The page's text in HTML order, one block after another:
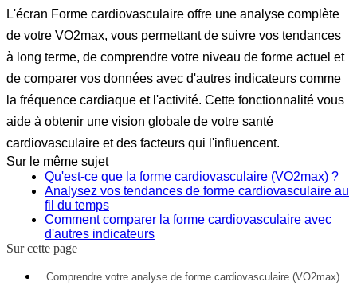
L'écran Forme cardiovasculaire offre une analyse complète
de votre VO2max, vous permettant de suivre vos tendances
à long terme, de comprendre votre niveau de forme actuel et
de comparer vos données avec d'autres indicateurs comme
la fréquence cardiaque et l'activité. Cette fonctionnalité vous
aide à obtenir une vision globale de votre santé
cardiovasculaire et des facteurs qui l'influencent.
Sur le même sujet
Qu'est-ce que la forme cardiovasculaire (VO2max) ?
Analysez vos tendances de forme cardiovasculaire au
fil du temps
Comment comparer la forme cardiovasculaire avec
d'autres indicateurs
Sur cette page
Comprendre votre analyse de forme cardiovasculaire (VO2max)